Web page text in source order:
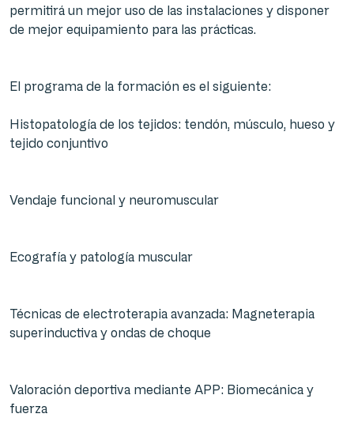
permitirá un mejor uso de las instalaciones y disponer
de mejor equipamiento para las prácticas.
El programa de la formación es el siguiente:
Histopatología de los tejidos: tendón, músculo, hueso y
tejido conjuntivo
Vendaje funcional y neuromuscular
Ecografía y patología muscular
Técnicas de electroterapia avanzada: Magneterapia
superinductiva y ondas de choque
Valoración deportiva mediante APP: Biomecánica y
fuerza